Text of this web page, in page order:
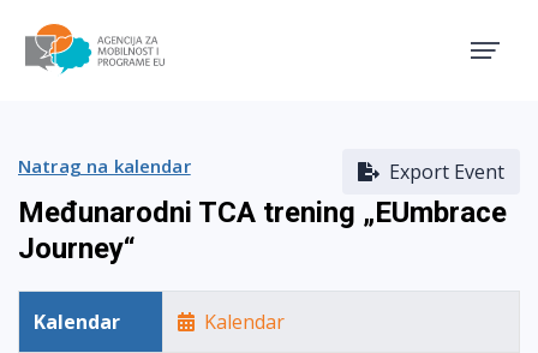
Export Event
Natrag na kalendar
Međunarodni TCA trening „EUmbrace
Journey“
Kalendar Kalendar